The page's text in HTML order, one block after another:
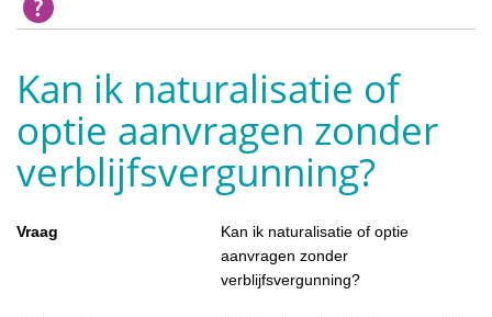
Kan ik naturalisatie of
optie aanvragen zonder
verblijfsvergunning?
Vraag
Kan ik naturalisatie of optie
aanvragen zonder
verblijfsvergunning?